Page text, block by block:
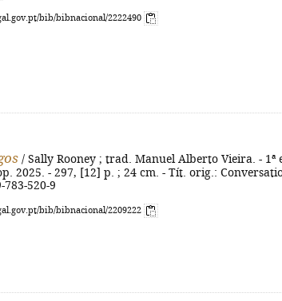
bib/bibnacional/2222490
/ Sally Rooney ; trad. Manuel Alberto Vieira. - 1ª
2025. - 297, [12] p. ; 24 cm. - Tít. orig.:
520-9
bib/bibnacional/2209222